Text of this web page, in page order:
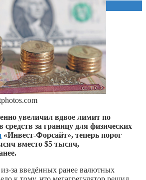
увеличил вдвое лимит по
средств за границу для физических
«Инвест-Форсайт», теперь порог
вместо $5 тысяч,
за введённых ранее валютных